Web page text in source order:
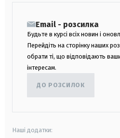
Email - розсилка
Будьте в курсі всіх новин і
Перейдіть на сторінку наших
обрати ті, що відповідають
інтересам.
ДО РОЗСИЛОК
Наші додатки: